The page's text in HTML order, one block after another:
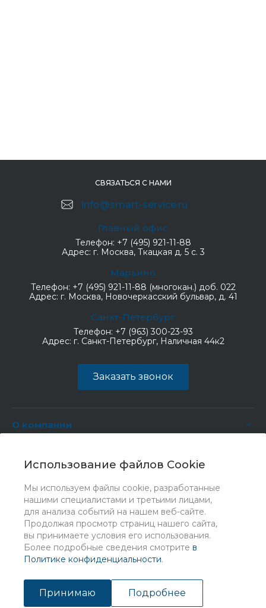
Использование файлов Cookie
Мы используем файлы cookie, разработанные
нашими специалистами и третьими лицами,
для анализа событий на нашем веб-сайте.
Продолжая просмотр страниц нашего сайта,
вы принимаете условия его использования.
Более подробные сведения смотрите в
Политике конфиденциальности.
Принимаю Подробнее
СВЯЗАТЬСЯ С НАМИ
info@smart-service.ru
Главный офис
Телефон: +7 (495) 921-11-88
Адрес: г. Москва, Ткацкая д. 5 с. 3
Марьино
Телефон: +7 (495) 921-11-88 (многокан.) доб. 022
Адрес: г. Москва, Новочеркасский бульвар, д. 41
Санкт-Петербург
Телефон: +7 (963) 300-23-93
Адрес: г. Санкт-Петербург, Наличная 44к2
Заказать звонок
О компании
Услуги